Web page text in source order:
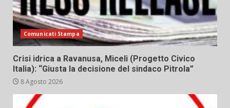
Comunicati Stampa
Crisi idrica a Ravanusa, Miceli (Progetto Civico
Italia): “Giusta la decisione del sindaco Pitrola”
8 Agosto 2026